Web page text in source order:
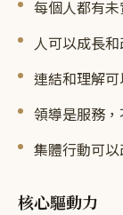
每個人都有
人可以成長
連結和理解
領導是服務
集體行動可
核心驅動力